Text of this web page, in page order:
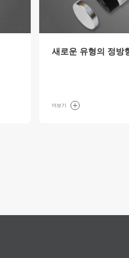
새로운 유형의 정방
더보기